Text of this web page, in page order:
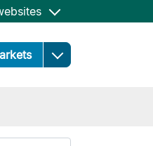
Open